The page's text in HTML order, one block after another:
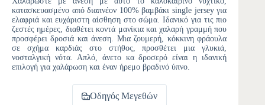
κατασκευασμένο από διαπνέον 100% βαμβάκι single jersey για
ελαφριά και ευχάριστη αίσθηση στο σώμα. Ιδανικό για τις πιο
ζεστές ημέρες, διαθέτει κοντά μανίκια και χαλαρή γραμμή που
προσφέρει δροσιά και άνεση. Μια ζουμερή, κόκκινη φράουλα
σε σχήμα καρδιάς στο στήθος, προσθέτει μια γλυκιά,
νοσταλγική νότα. Απλό, άνετο κα δροσερό είναι η ιδανική
επιλογή για χαλάρωση και έναν ήρεμο βραδινό ύπνο.
Οδηγός Μεγεθών